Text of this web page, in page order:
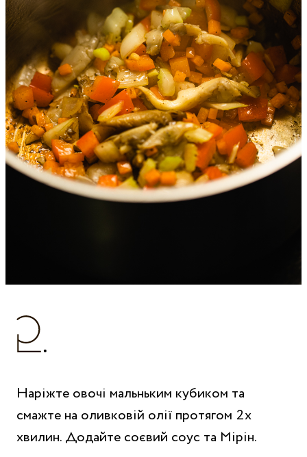
Наріжте овочі мальньким кубиком та
смажте на оливковій олії протягом 2х
хвилин. Додайте соєвий соус та Мірін.